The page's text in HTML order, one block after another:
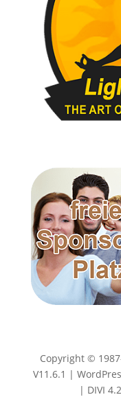
Copyright ©
V11.6.1 |
| DIVI